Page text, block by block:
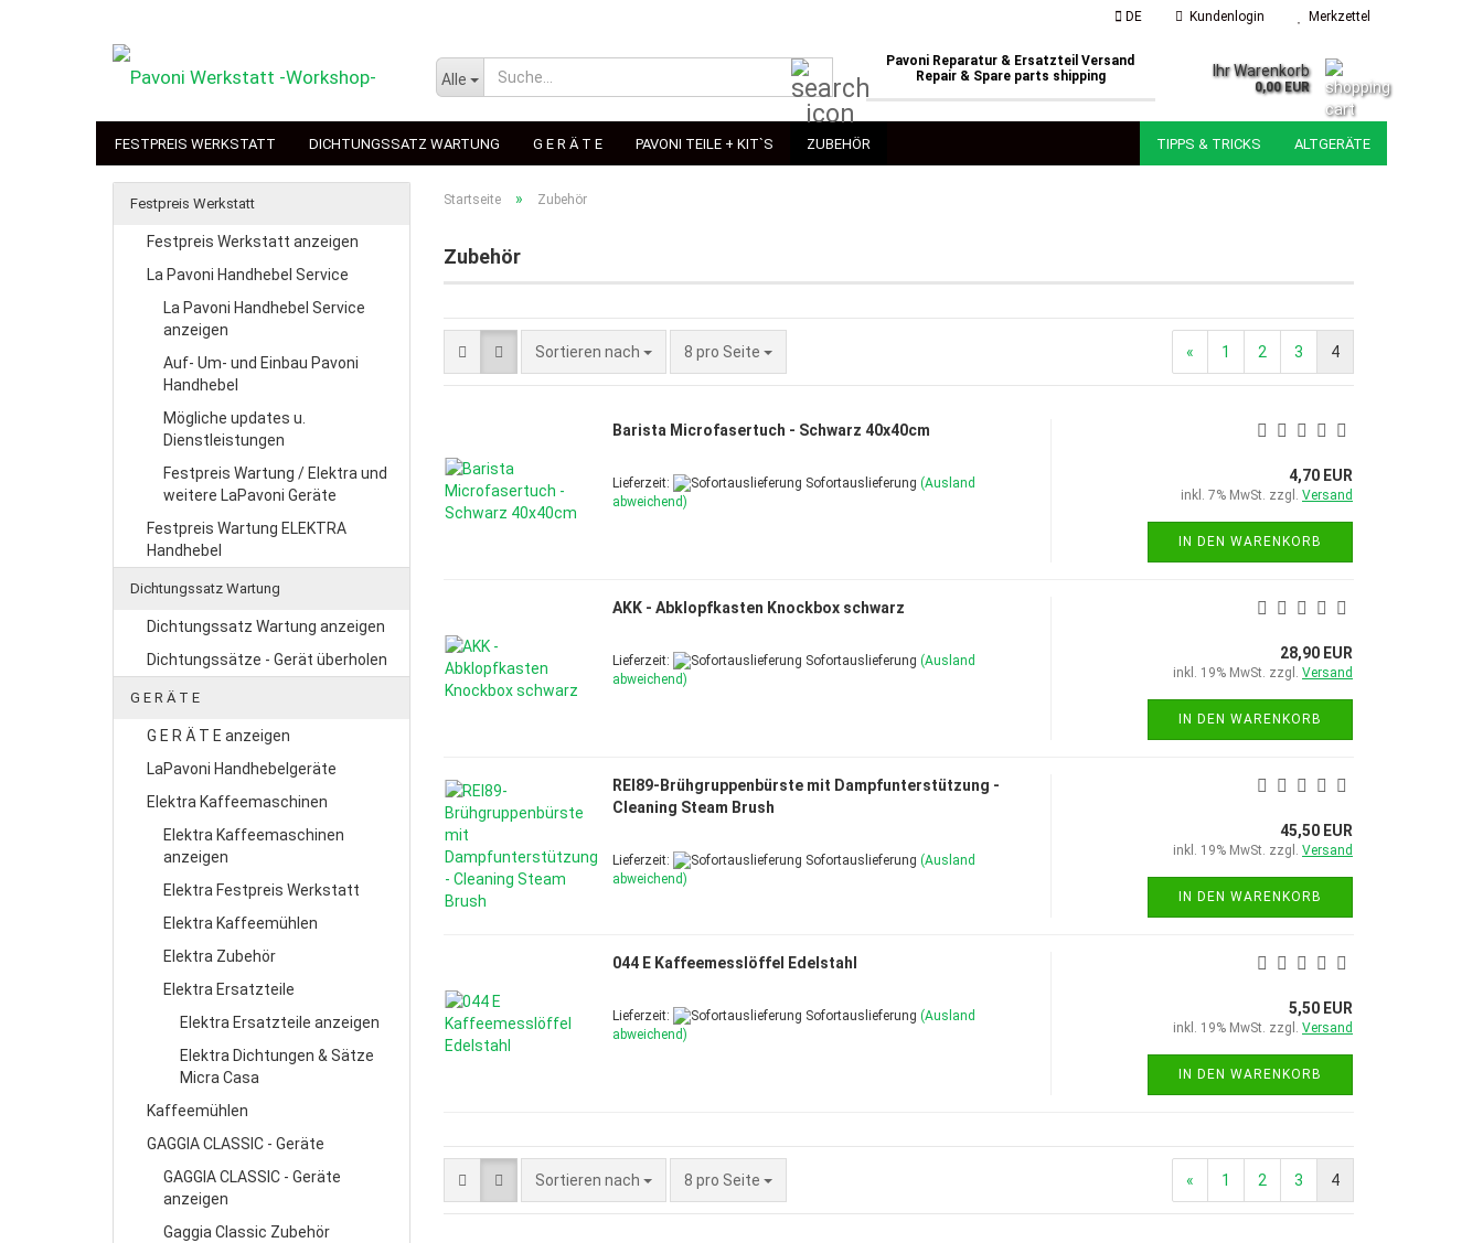
DE Kundenlogin Merkzettel
Alle
Pavoni Reparatur & Ersatzteil Versand
Repair & Spare parts shipping
Ihr Warenkorb
0,00 EUR
FESTPREIS WERKSTATT DICHTUNGSSATZ WARTUNG G E R Ä T E PAVONI TEILE + KIT`S ZUBEHÖR TIPPS & TRICKS ALTGERÄTE
Startseite » Zubehör
Zubehör
Sortieren nach
Sortieren nach 8 pro Seite
pro Seite « 1 2 3 4
Barista Microfasertuch - Schwarz 40x40cm
Lieferzeit: Sofortauslieferung (Ausland
abweichend)
4,70 EUR
inkl. 7% MwSt. zzgl. Versand
IN DEN WARENKORB
AKK - Abklopfkasten Knockbox schwarz
Lieferzeit: Sofortauslieferung (Ausland
abweichend)
28,90 EUR
inkl. 19% MwSt. zzgl. Versand
IN DEN WARENKORB
REI89-Brühgruppenbürste mit Dampfunterstützung -
Cleaning Steam Brush
Lieferzeit: Sofortauslieferung (Ausland
abweichend)
45,50 EUR
inkl. 19% MwSt. zzgl. Versand
IN DEN WARENKORB
044 E Kaffeemesslöffel Edelstahl
Lieferzeit: Sofortauslieferung (Ausland
abweichend)
5,50 EUR
inkl. 19% MwSt. zzgl. Versand
IN DEN WARENKORB
Sortieren nach
Sortieren nach 8 pro Seite
pro Seite « 1 2 3 4
Festpreis Werkstatt
Festpreis Werkstatt anzeigen
La Pavoni Handhebel Service
La Pavoni Handhebel Service
anzeigen
Auf- Um- und Einbau Pavoni
Handhebel
Mögliche updates u.
Dienstleistungen
Festpreis Wartung / Elektra und
weitere LaPavoni Geräte
Festpreis Wartung ELEKTRA
Handhebel
Dichtungssatz Wartung
Dichtungssatz Wartung anzeigen
Dichtungssätze - Gerät überholen
G E R Ä T E
G E R Ä T E anzeigen
LaPavoni Handhebelgeräte
Elektra Kaffeemaschinen
Elektra Kaffeemaschinen
anzeigen
Elektra Festpreis Werkstatt
Elektra Kaffeemühlen
Elektra Zubehör
Elektra Ersatzteile
Elektra Ersatzteile anzeigen
Elektra Dichtungen & Sätze
Micra Casa
Kaffeemühlen
GAGGIA CLASSIC - Geräte
GAGGIA CLASSIC - Geräte
anzeigen
Gaggia Classic Zubehör